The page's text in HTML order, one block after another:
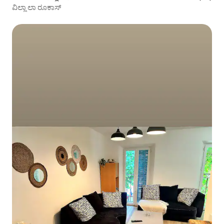
ವಿಲ್ಲಾ ಲಾ ರೂಕಾಸ್